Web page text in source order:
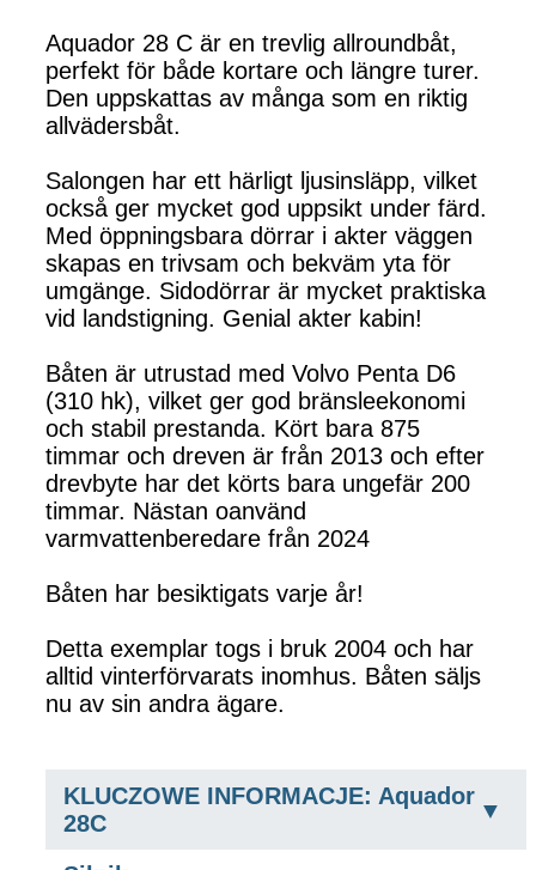
Aquador 28 C är en trevlig allroundbåt,
perfekt för både kortare och längre turer.
Den uppskattas av många som en riktig
allvädersbåt.
Salongen har ett härligt ljusinsläpp, vilket
också ger mycket god uppsikt under färd.
Med öppningsbara dörrar i akter väggen
skapas en trivsam och bekväm yta för
umgänge. Sidodörrar är mycket praktiska
vid landstigning. Genial akter kabin!
Båten är utrustad med Volvo Penta D6
(310 hk), vilket ger god bränsleekonomi
och stabil prestanda. Kört bara 875
timmar och dreven är från 2013 och efter
drevbyte har det körts bara ungefär 200
timmar. Nästan oanvänd
varmvattenberedare från 2024
Båten har besiktigats varje år!
Detta exemplar togs i bruk 2004 och har
alltid vinterförvarats inomhus. Båten säljs
nu av sin andra ägare.
KLUCZOWE INFORMACJE: Aquador
28C